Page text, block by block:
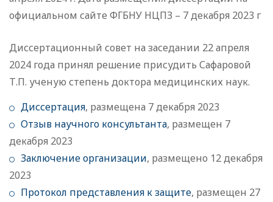
официальном сайте ФГБНУ НЦПЗ – 7 декабря 2023 г
Диссертационный совет на заседании 22 апреля
2024 года принял решение присудить Сафаровой
Т.П. ученую степень доктора медицинских наук.
Диссертация, размещена 7 декабря 2023
Отзыв научного консультанта, размещен 7
декабря 2023
Заключение организации, размещено 12 декабря
2023
Протокол представления к защите, размещен 27